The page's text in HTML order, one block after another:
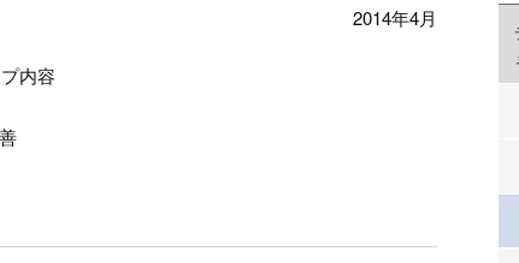
2014年4月
内容